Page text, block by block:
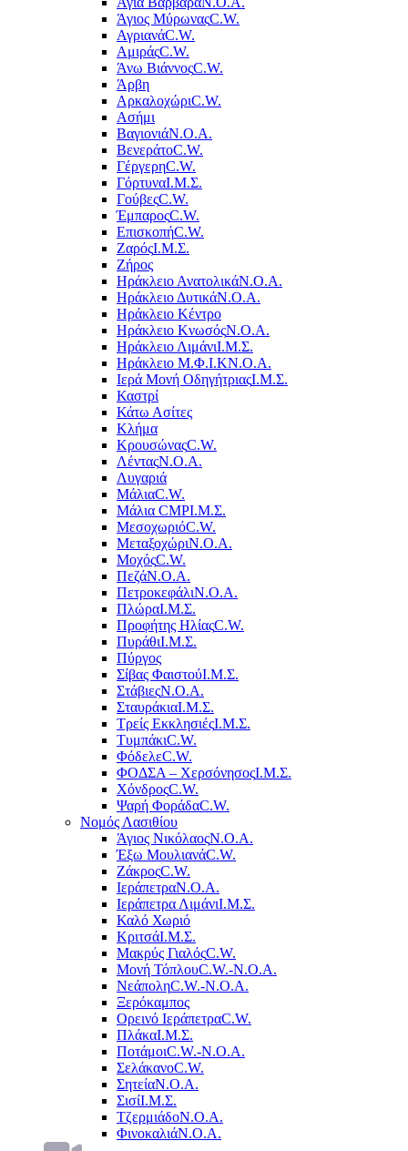
Άγιος ΜύρωναςC.W.
ΑγριανάC.W.
ΑμιράςC.W.
Άνω ΒιάννοςC.W.
Άρβη
ΑρκαλοχώριC.W.
Ασήμι
ΒαγιονιάΝ.Ο.Α.
ΒενεράτοC.W.
ΓέργερηC.W.
ΓόρτυναΙ.Μ.Σ.
ΓούβεςC.W.
ΈμπαροςC.W.
ΕπισκοπήC.W.
ΖαρόςΙ.Μ.Σ.
Ζήρος
Ηράκλειο ΑνατολικάΝ.Ο.Α.
Ηράκλειο ΔυτικάΝ.Ο.Α.
Ηράκλειο Κέντρο
Ηράκλειο ΚνωσόςΝ.Ο.Α.
Ηράκλειο ΛιμάνιΙ.Μ.Σ.
Ηράκλειο Μ.Φ.Ι.ΚΝ.Ο.Α.
Ιερά Μονή ΟδηγήτριαςΙ.Μ.Σ.
Καστρί
Κάτω Ασίτες
Κλήμα
ΚρουσώναςC.W.
ΛένταςΝ.Ο.Α.
Λυγαριά
ΜάλιαC.W.
Μάλια CMPΙ.Μ.Σ.
ΜεσοχωριόC.W.
ΜεταξοχώριΝ.Ο.Α.
ΜοχόςC.W.
ΠεζάΝ.Ο.Α.
ΠετροκεφάλιΝ.Ο.Α.
ΠλώραΙ.Μ.Σ.
Προφήτης ΗλίαςC.W.
ΠυράθιΙ.Μ.Σ.
Πύργος
Σίβας ΦαιστούΙ.Μ.Σ.
ΣτάβιεςΝ.Ο.Α.
ΣταυράκιαΙ.Μ.Σ.
Τρείς ΕκκλησιέςΙ.Μ.Σ.
ΤυμπάκιC.W.
ΦόδελεC.W.
ΦΟΔΣΑ – ΧερσόνησοςΙ.Μ.Σ.
ΧόνδροςC.W.
Ψαρή ΦοράδαC.W.
Νομός Λασιθίου
Άγιος ΝικόλαοςΝ.Ο.Α.
Έξω ΜουλιανάC.W.
ΖάκροςC.W.
ΙεράπετραΝ.Ο.Α.
Ιεράπετρα ΛιμάνιΙ.Μ.Σ.
Καλό Χωριό
ΚριτσάΙ.Μ.Σ.
Μακρύς ΓιαλόςC.W.
Μονή ΤόπλουC.W.-Ν.Ο.Α.
ΝεάποληC.W.-Ν.Ο.Α.
Ξερόκαμπος
Ορεινό ΙεράπετραC.W.
ΠλάκαΙ.Μ.Σ.
ΠοτάμοιC.W.-Ν.Ο.Α.
ΣελάκανοC.W.
ΣητείαΝ.Ο.Α.
ΣισίΙ.Μ.Σ.
ΤζερμιάδοΝ.Ο.Α.
ΦινοκαλιάΝ.Ο.Α.